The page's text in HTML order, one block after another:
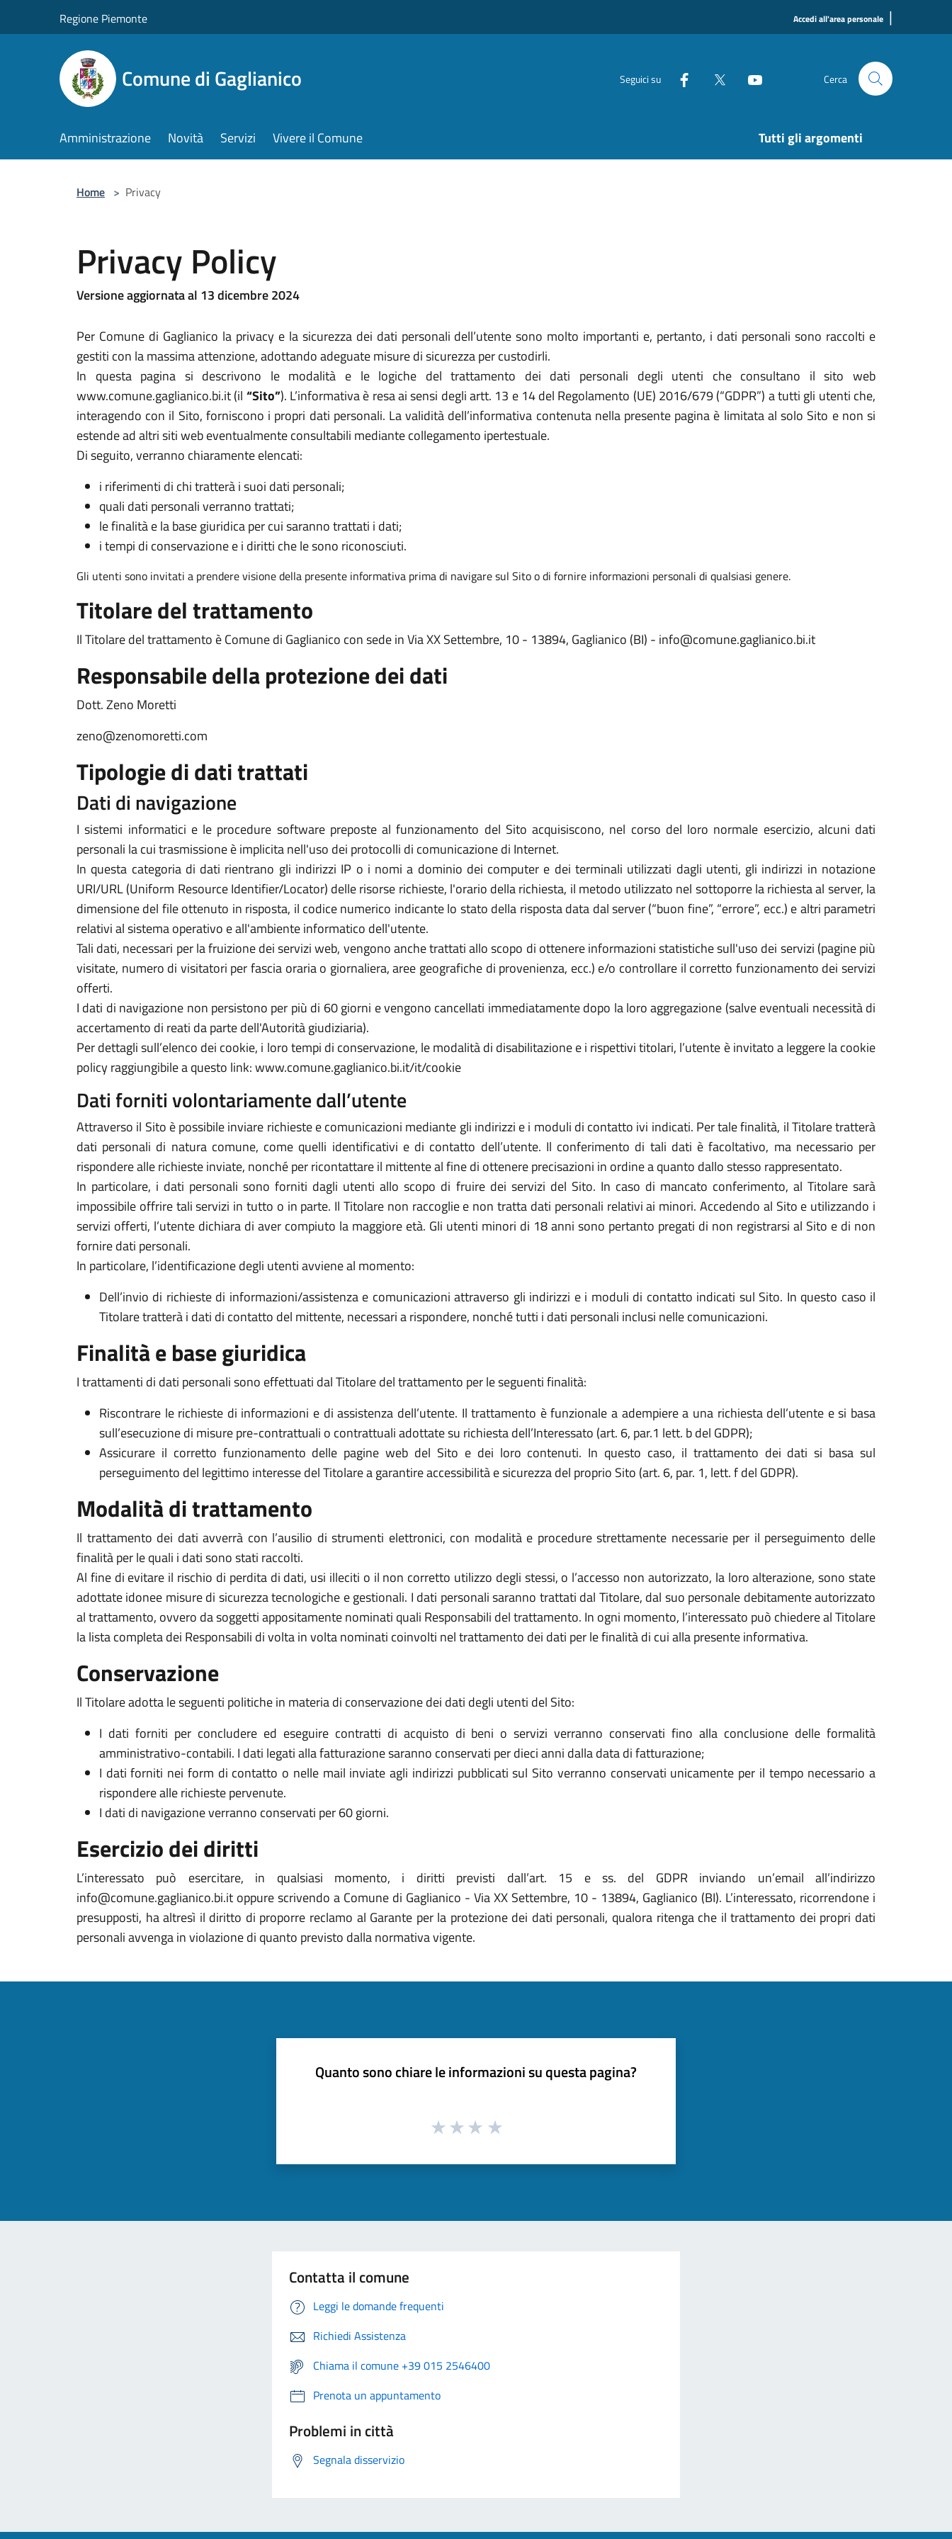
Regione Piemonte Accedi all'area personale |
Comune di Gaglianico Seguici su Cerca
Amministrazione Novità Servizi Vivere il Comune Tutti gli argomenti
Home > Privacy
Privacy Policy
Versione aggiornata al 13 dicembre 2024
Per Comune di Gaglianico la privacy e la sicurezza dei dati personali dell’utente sono molto importanti e, pertanto, i dati personali sono raccolti e
gestiti con la massima attenzione, adottando adeguate misure di sicurezza per custodirli.
In questa pagina si descrivono le modalità e le logiche del trattamento dei dati personali degli utenti che consultano il sito web
www.comune.gaglianico.bi.it (il “Sito”). L’informativa è resa ai sensi degli artt. 13 e 14 del Regolamento (UE) 2016/679 (“GDPR”) a tutti gli utenti che,
interagendo con il Sito, forniscono i propri dati personali. La validità dell’informativa contenuta nella presente pagina è limitata al solo Sito e non si
estende ad altri siti web eventualmente consultabili mediante collegamento ipertestuale.
Di seguito, verranno chiaramente elencati:
i riferimenti di chi tratterà i suoi dati personali;
quali dati personali verranno trattati;
le finalità e la base giuridica per cui saranno trattati i dati;
i tempi di conservazione e i diritti che le sono riconosciuti.
Gli utenti sono invitati a prendere visione della presente informativa prima di navigare sul Sito o di fornire informazioni personali di qualsiasi genere.
Titolare del trattamento
Il Titolare del trattamento è Comune di Gaglianico con sede in Via XX Settembre, 10 - 13894, Gaglianico (BI) - info@comune.gaglianico.bi.it
Responsabile della protezione dei dati
Dott. Zeno Moretti
zeno@zenomoretti.com
Tipologie di dati trattati
Dati di navigazione
I sistemi informatici e le procedure software preposte al funzionamento del Sito acquisiscono, nel corso del loro normale esercizio, alcuni dati
personali la cui trasmissione è implicita nell'uso dei protocolli di comunicazione di Internet.
In questa categoria di dati rientrano gli indirizzi IP o i nomi a dominio dei computer e dei terminali utilizzati dagli utenti, gli indirizzi in notazione
URI/URL (Uniform Resource Identifier/Locator) delle risorse richieste, l'orario della richiesta, il metodo utilizzato nel sottoporre la richiesta al server, la
dimensione del file ottenuto in risposta, il codice numerico indicante lo stato della risposta data dal server (“buon fine”, “errore”, ecc.) e altri parametri
relativi al sistema operativo e all'ambiente informatico dell'utente.
Tali dati, necessari per la fruizione dei servizi web, vengono anche trattati allo scopo di ottenere informazioni statistiche sull'uso dei servizi (pagine più
visitate, numero di visitatori per fascia oraria o giornaliera, aree geografiche di provenienza, ecc.) e/o controllare il corretto funzionamento dei servizi
offerti.
I dati di navigazione non persistono per più di 60 giorni e vengono cancellati immediatamente dopo la loro aggregazione (salve eventuali necessità di
accertamento di reati da parte dell'Autorità giudiziaria).
Per dettagli sull’elenco dei cookie, i loro tempi di conservazione, le modalità di disabilitazione e i rispettivi titolari, l’utente è invitato a leggere la cookie
policy raggiungibile a questo link: www.comune.gaglianico.bi.it/it/cookie
Dati forniti volontariamente dall’utente
Attraverso il Sito è possibile inviare richieste e comunicazioni mediante gli indirizzi e i moduli di contatto ivi indicati. Per tale finalità, il Titolare tratterà
dati personali di natura comune, come quelli identificativi e di contatto dell’utente. Il conferimento di tali dati è facoltativo, ma necessario per
rispondere alle richieste inviate, nonché per ricontattare il mittente al fine di ottenere precisazioni in ordine a quanto dallo stesso rappresentato.
In particolare, i dati personali sono forniti dagli utenti allo scopo di fruire dei servizi del Sito. In caso di mancato conferimento, al Titolare sarà
impossibile offrire tali servizi in tutto o in parte. Il Titolare non raccoglie e non tratta dati personali relativi ai minori. Accedendo al Sito e utilizzando i
servizi offerti, l’utente dichiara di aver compiuto la maggiore età. Gli utenti minori di 18 anni sono pertanto pregati di non registrarsi al Sito e di non
fornire dati personali.
In particolare, l’identificazione degli utenti avviene al momento:
Dell’invio di richieste di informazioni/assistenza e comunicazioni attraverso gli indirizzi e i moduli di contatto indicati sul Sito. In questo caso il
Titolare tratterà i dati di contatto del mittente, necessari a rispondere, nonché tutti i dati personali inclusi nelle comunicazioni.
Finalità e base giuridica
I trattamenti di dati personali sono effettuati dal Titolare del trattamento per le seguenti finalità:
Riscontrare le richieste di informazioni e di assistenza dell’utente. Il trattamento è funzionale a adempiere a una richiesta dell’utente e si basa
sull’esecuzione di misure pre-contrattuali o contrattuali adottate su richiesta dell’Interessato (art. 6, par.1 lett. b del GDPR);
Assicurare il corretto funzionamento delle pagine web del Sito e dei loro contenuti. In questo caso, il trattamento dei dati si basa sul
perseguimento del legittimo interesse del Titolare a garantire accessibilità e sicurezza del proprio Sito (art. 6, par. 1, lett. f del GDPR).
Modalità di trattamento
Il trattamento dei dati avverrà con l’ausilio di strumenti elettronici, con modalità e procedure strettamente necessarie per il perseguimento delle
finalità per le quali i dati sono stati raccolti.
Al fine di evitare il rischio di perdita di dati, usi illeciti o il non corretto utilizzo degli stessi, o l’accesso non autorizzato, la loro alterazione, sono state
adottate idonee misure di sicurezza tecnologiche e gestionali. I dati personali saranno trattati dal Titolare, dal suo personale debitamente autorizzato
al trattamento, ovvero da soggetti appositamente nominati quali Responsabili del trattamento. In ogni momento, l’interessato può chiedere al Titolare
la lista completa dei Responsabili di volta in volta nominati coinvolti nel trattamento dei dati per le finalità di cui alla presente informativa.
Conservazione
Il Titolare adotta le seguenti politiche in materia di conservazione dei dati degli utenti del Sito:
I dati forniti per concludere ed eseguire contratti di acquisto di beni o servizi verranno conservati fino alla conclusione delle formalità
amministrativo-contabili. I dati legati alla fatturazione saranno conservati per dieci anni dalla data di fatturazione;
I dati forniti nei form di contatto o nelle mail inviate agli indirizzi pubblicati sul Sito verranno conservati unicamente per il tempo necessario a
rispondere alle richieste pervenute.
I dati di navigazione verranno conservati per 60 giorni.
Esercizio dei diritti
L’interessato può esercitare, in qualsiasi momento, i diritti previsti dall’art. 15 e ss. del GDPR inviando un’email all’indirizzo
info@comune.gaglianico.bi.it oppure scrivendo a Comune di Gaglianico - Via XX Settembre, 10 - 13894, Gaglianico (BI). L’interessato, ricorrendone i
presupposti, ha altresì il diritto di proporre reclamo al Garante per la protezione dei dati personali, qualora ritenga che il trattamento dei propri dati
personali avvenga in violazione di quanto previsto dalla normativa vigente.
Quanto sono chiare le informazioni su questa pagina?
Contatta il comune
Leggi le domande frequenti
Richiedi Assistenza
Chiama il comune +39 015 2546400
Prenota un appuntamento
Problemi in città
Segnala disservizio